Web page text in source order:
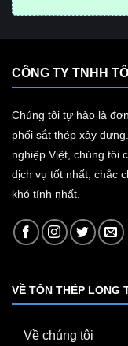
CÔNG TY TNHH
Chúng tôi tự hào là
phối sắt thép xây
nghiệp Việt, chúng tôi
dịch vụ tốt nhất, chắc
khó tính nhất.
VỀ TÔN THÉP LONG
Về chúng tôi